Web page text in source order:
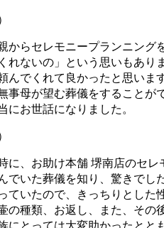
からセレモニープランニン
れないの」という思いもあり
んでくれて良かったと思います
事母が望む葬儀をすることが
にお世話になりました。
に、お助け本舗 堺南店のセレ
でいた葬儀を知り、驚きでした
ていたので、きっちりとした
の種類、お返し、また、その
にとっては大変助かったとと